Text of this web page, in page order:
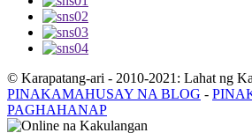
© Karapatang-ari - 2010-2021: Lahat ng
PINAKAMAHUSAY NA BLOG -
PAGHAHANAP